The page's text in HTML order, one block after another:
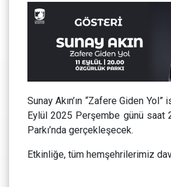
Sunay Akın’ın “Zafere Giden
Eylül 2025 Perşembe günü saat
Parkı’nda gerçekleşecek.
Etkinliğe, tüm hemşehrilerimiz